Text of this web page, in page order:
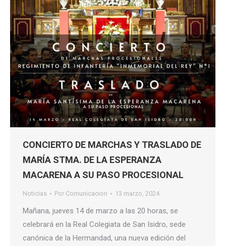
CONCIERTO DE MARCHAS Y TRASLADO DE
MARÍA STMA. DE LA ESPERANZA
MACARENA A SU PASO PROCESIONAL
Noticias Por Comunicacion 13 marzo, 2024
Mañana, jueves 14 de marzo a las 20 horas, se
celebrará en la Real Colegiata de San Isidro, sede
canónica de la Hermandad, una nueva edición del